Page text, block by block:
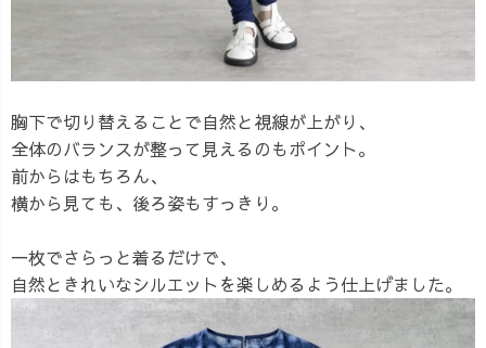
胸下で切り替えることで自然と視線が上がり、
全体のバランスが整って見えるのもポイント。
前からはもちろん、
横から見ても、後ろ姿もすっきり。
一枚でさらっと着るだけで、
自然ときれいなシルエットを楽しめるよう仕上げました。